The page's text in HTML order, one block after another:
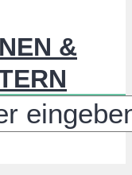
&